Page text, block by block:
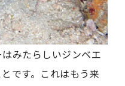
みたらしいジンベエ
です。これはもう来